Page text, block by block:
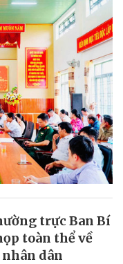
trực Ban Bí
toàn thể về
dân